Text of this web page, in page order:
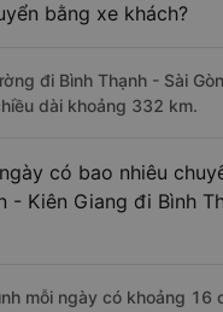
bằng xe khách?
đi Bình Thạnh - Sài
dài khoảng 332 km.
có bao nhiêu
- Kiên Giang đi Bình
mỗi ngày có khoảng 16